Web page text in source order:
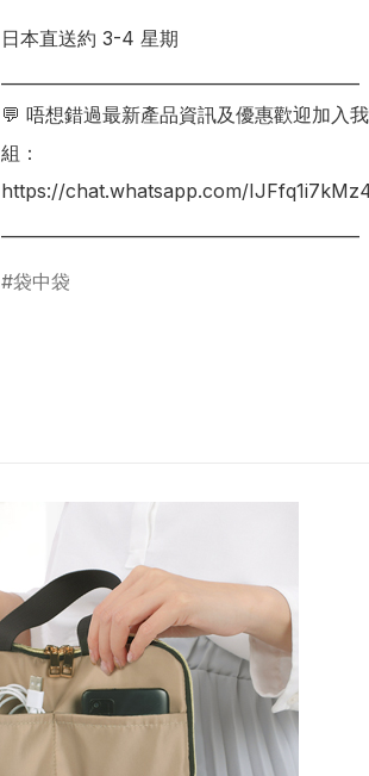
日本直送約 3-4 星期
💬 唔想錯過最新產品資訊及優惠歡迎加入
組：
https://chat.whatsapp.com/
袋中袋